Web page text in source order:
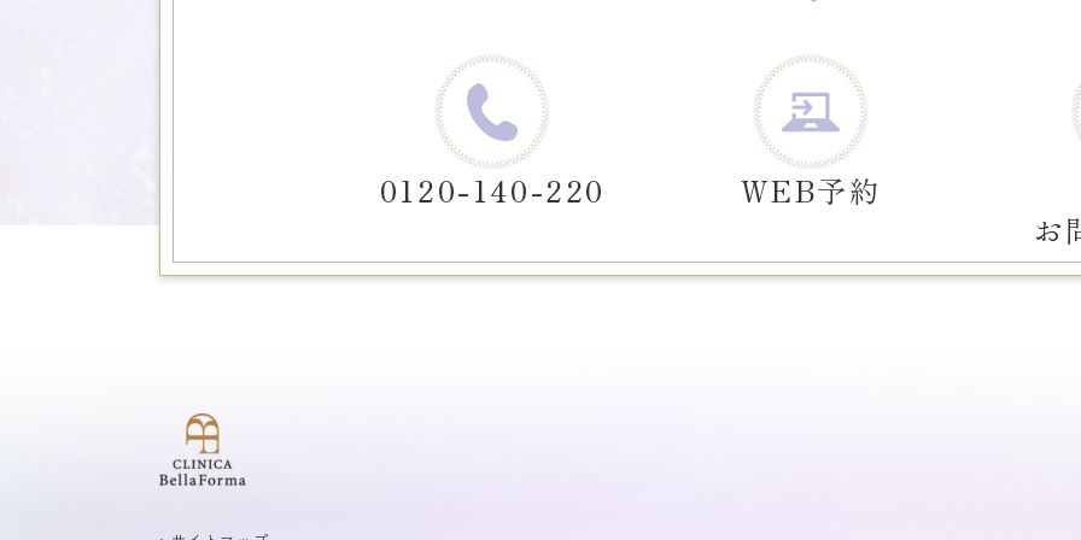
0120-140-220
WEB予約
お